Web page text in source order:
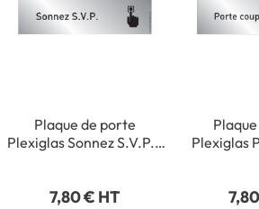
Plaque de porte
Plexiglas Sonnez S.V.P. -
7,80 € HT
Plexiglas